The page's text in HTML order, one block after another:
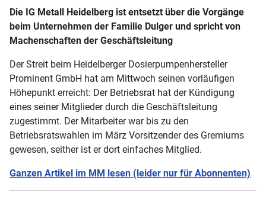
Die IG Metall Heidelberg ist entsetzt über die Vorgänge
beim Unternehmen der Familie Dulger und spricht von
Machenschaften der Geschäftsleitung
Der Streit beim Heidelberger Dosierpumpenhersteller
Prominent GmbH hat am Mittwoch seinen vorläufigen
Höhepunkt erreicht: Der Betriebsrat hat der Kündigung
eines seiner Mitglieder durch die Geschäftsleitung
zugestimmt. Der Mitarbeiter war bis zu den
Betriebsratswahlen im März Vorsitzender des Gremiums
gewesen, seither ist er dort einfaches Mitglied.
Ganzen Artikel im MM lesen (leider nur für Abonnenten)